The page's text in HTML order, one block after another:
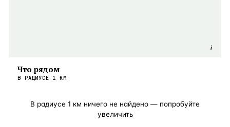
i
Что рядом
В РАДИУСЕ 1 КМ
В радиусе 1 км ничего не найдено — попробуйте
увеличить